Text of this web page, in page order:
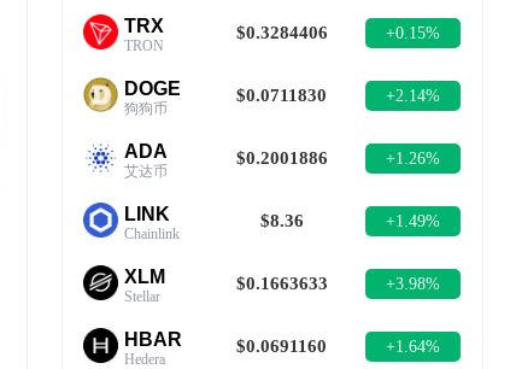
TRX
TRON
$0.3284406 +0.15%
DOGE
狗狗币
$0.0711830 +2.14%
ADA
艾达币
$0.2001886 +1.26%
LINK
Chainlink
$8.36 +1.49%
XLM
Stellar
$0.1663633 +3.98%
HBAR
Hedera
$0.0691160 +1.64%